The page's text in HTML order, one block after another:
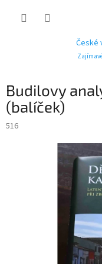
České
Budilovy
(balíček)
516